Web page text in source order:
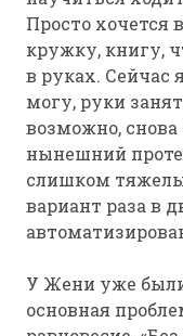
Просто хочется
кружку, книгу,
в руках. Сейчас
могу, руки
возможно,
нынешний
слишком
вариант раза в
У Жени уже
основная